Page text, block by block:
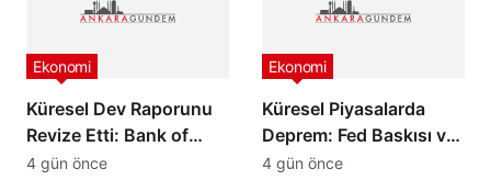
Küresel Dev Raporunu
Revize Etti: Bank of
America’dan Türkiye
Ekonomi
4 gün önce
Küresel Piyasalarda
Deprem: Fed Baskısı ve
Barış Rüzgarları Altını
Ekonomi
4 gün önce